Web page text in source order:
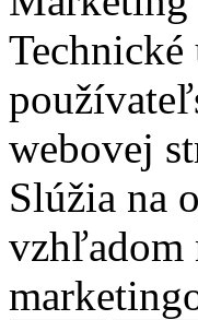
webovej
Slúžia na
vzhľadom